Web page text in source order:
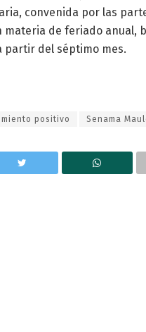
convenida por las
materia de feriado anual,
partir del séptimo mes.
positivo Senama